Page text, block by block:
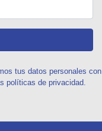
tus datos personales con
políticas de privacidad.